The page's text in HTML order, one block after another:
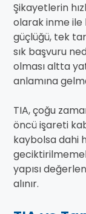
Şikayetlerin
olarak inme
güçlüğü, tek
sık başvuru
olması altta
anlamına
TIA, çoğu
öncü işareti
kaybolsa dahi
yapısı
alınır.